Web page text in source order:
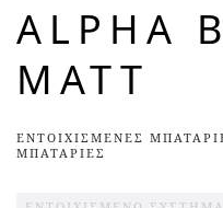
ALPHA
MATT
ΕΝΤΟΙΧΙΣΜΈΝΕΣ
ΜΠΑΤΑΡΙΕΣ